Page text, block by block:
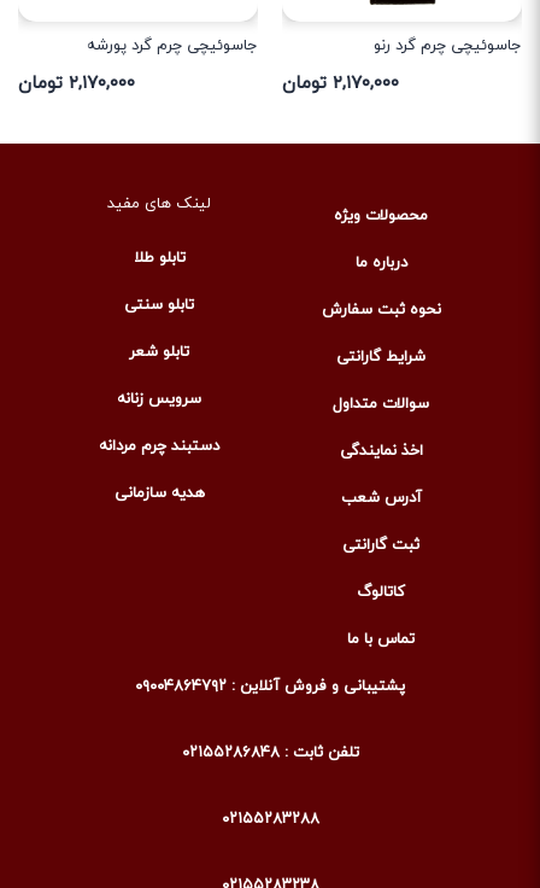
جاسوئیچی چرم گرد رنو
۲,۱۷۰,۰۰۰ تومان
جاسوئیچی چرم گرد پورشه
۲,۱۷۰,۰۰۰ تومان
محصولات ویژه
درباره ما
نحوه ثبت سفارش
شرایط گارانتی
سوالات متداول
اخذ نمایندگی
آدرس شعب
ثبت گارانتی
کاتالوگ
تماس با ما
لینک های مفید
تابلو طلا
تابلو سنتی
تابلو شعر
سرویس زنانه
دستبند چرم مردانه
هدیه سازمانی
پشتیبانی و فروش آنلاین : ۰۹۰۰۴۸۶۴۷۹۲
تلفن ثابت : ۰۲۱۵۵۲۸۶۸۴۸
۰۲۱۵۵۲۸۳۲۸۸